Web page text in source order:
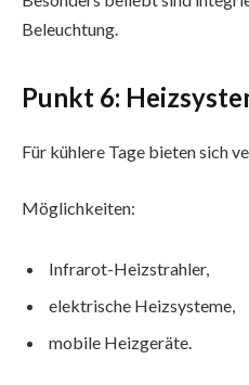
Beleuchtung.
Punkt 6:
Für kühlere Tage bieten sich
Möglichkeiten:
Infrarot-Heizstrahler,
elektrische Heizsysteme,
mobile Heizgeräte.